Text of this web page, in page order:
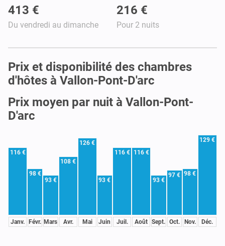
413 €
Du vendredi au dimanche
216 €
Pour 2 nuits
Prix et disponibilité des chambres
d'hôtes à Vallon-Pont-D'arc
Prix moyen par nuit à Vallon-Pont-
D'arc
116 €
Janv.
98 €
Févr.
93 €
Mars
108 €
Avr.
126 €
Mai
93 €
Juin
116 €
Juil.
116 €
Août
93 €
Sept.
97 €
Oct.
98 €
Nov.
129 €
Déc.